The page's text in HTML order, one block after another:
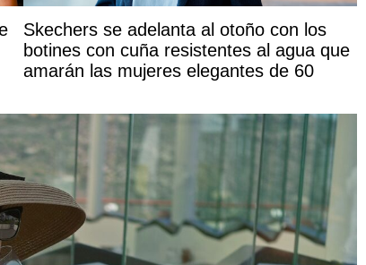
Skechers se adelanta al otoño con los
botines con cuña resistentes al agua que
amarán las mujeres elegantes de 60